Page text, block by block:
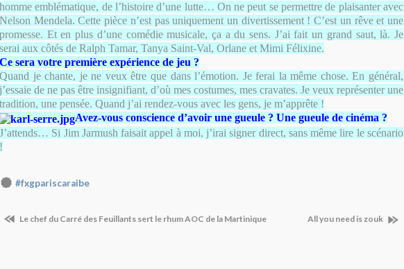
homme emblématique, de l’histoire d’une lutte… On ne peut se permettre de plaisanter avec
Nelson Mendela. Cette pièce n’est pas uniquement un divertissement ! C’est un rêve et une
promesse. Et en plus d’une comédie musicale, ça a du sens. J’ai fait un grand saut, là. Je
serai aux côtés de Ralph Tamar, Tanya Saint-Val, Orlane et Mimi Félixine.
Ce sera votre première expérience de jeu ?
Quand je chante, je ne veux être que dans l’émotion. Je ferai la même chose. En général,
j’essaie de ne pas être insignifiant, d’où mes costumes, mes cravates. Je veux représenter une
tradition, une pensée. Quand j’ai rendez-vous avec les gens, je m’apprête !
Avez-vous conscience d’avoir une gueule ? Une gueule de cinéma ?
J’attends… Si Jim Jarmush faisait appel à moi, j’irai signer direct, sans même lire le scénario
!
#fxgpariscaraibe
Le chef du Carré des Feuillants sert le rhum AOC de la Martinique All you need is zouk